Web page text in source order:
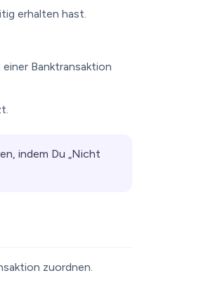
erhalten hast.
Banktransaktion
indem Du „Nicht
zuordnen.